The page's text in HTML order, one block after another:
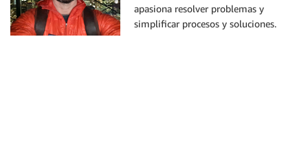
apasiona resolver problemas y
simplificar procesos y soluciones.